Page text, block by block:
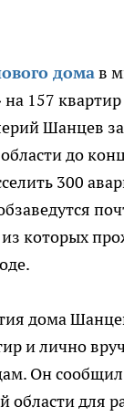
домав
157
Шанцев
до
300
которых
дома
и лично
Он
области для